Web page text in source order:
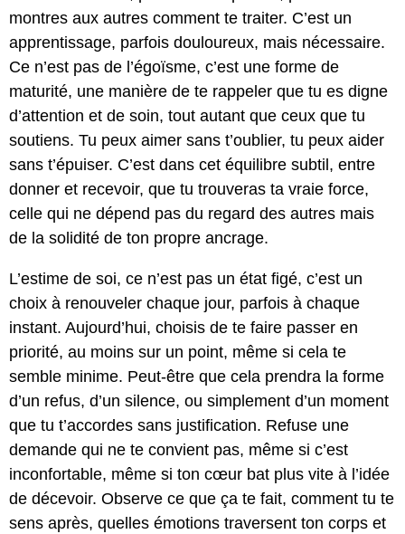
montres aux autres comment te traiter. C’est un
apprentissage, parfois douloureux, mais nécessaire.
Ce n’est pas de l’égoïsme, c’est une forme de
maturité, une manière de te rappeler que tu es digne
d’attention et de soin, tout autant que ceux que tu
soutiens. Tu peux aimer sans t’oublier, tu peux aider
sans t’épuiser. C’est dans cet équilibre subtil, entre
donner et recevoir, que tu trouveras ta vraie force,
celle qui ne dépend pas du regard des autres mais
de la solidité de ton propre ancrage.
L’estime de soi, ce n’est pas un état figé, c’est un
choix à renouveler chaque jour, parfois à chaque
instant. Aujourd’hui, choisis de te faire passer en
priorité, au moins sur un point, même si cela te
semble minime. Peut-être que cela prendra la forme
d’un refus, d’un silence, ou simplement d’un moment
que tu t’accordes sans justification. Refuse une
demande qui ne te convient pas, même si c’est
inconfortable, même si ton cœur bat plus vite à l’idée
de décevoir. Observe ce que ça te fait, comment tu te
sens après, quelles émotions traversent ton corps et